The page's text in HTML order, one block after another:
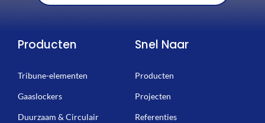
Producten
Tribune-elementen
Gaaslockers
Duurzaam & Circulair
Snel Naar
Producten
Projecten
Referenties